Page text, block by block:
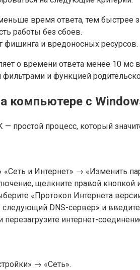
время ответа, тем быстрее
работы без сбоев.
фишинга и вредоносных ресурсов.
о времени ответа менее 10 мс
и функцией
компьютере с
простой процесс, который
и Интернет» → «Изменить
щелкните правой кнопкой
«Протокол Интернета
DNS-сервер» и
интернет-
→ «Сеть».